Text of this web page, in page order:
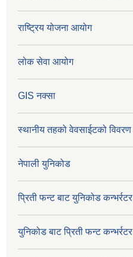
राष्ट्रिय योजना आयोग
लोक सेवा आयोग
GIS नक्सा
स्थानीय तहको वेवसाईटको विवरण
नेपाली युनिकोड
प्रिती फन्ट बाट युनिकोड कन्भर्रटर
युनिकोड बाट प्रिती फन्ट कन्भर्रटर